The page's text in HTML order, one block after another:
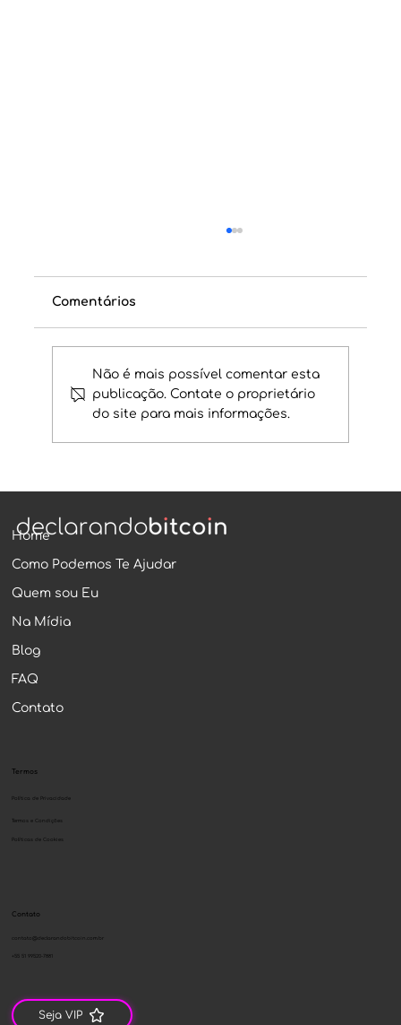
Aprenda como ler extratos da
Comentários
Não é mais possível comentar esta
publicação. Contate o proprietário
do site para mais informações.
Home
Como Podemos Te Ajudar
Quem sou Eu
Na Mídia
Blog
FAQ
Contato
Termos
Política de Privacidade
Termos e Condições
Políticas de Cookies
Contato
contato@declarandobitcoin.com.br
+55 51 99520-7881
Seja VIP